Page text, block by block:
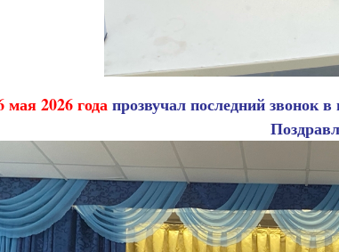
мая 2026 года прозвучал последний